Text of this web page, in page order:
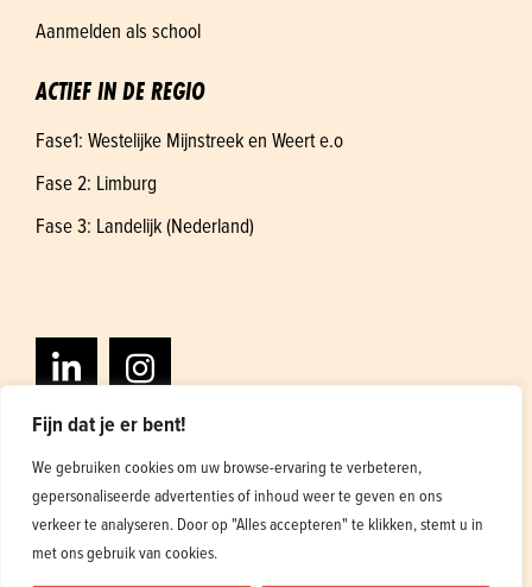
Fijn dat je er bent!
We gebruiken cookies om uw browse-ervaring te verbeteren,
gepersonaliseerde advertenties of inhoud weer te geven en ons
verkeer te analyseren. Door op "Alles accepteren" te klikken, stemt u in
met ons gebruik van cookies.
Aanmelden als school
ACTIEF IN DE REGIO
Fase1: Westelijke Mijnstreek en Weert e.o
Fase 2: Limburg
Fase 3: Landelijk (Nederland)
Algemene voorwaarden
Privacybeleid
Ontwerp en ontwikkeling